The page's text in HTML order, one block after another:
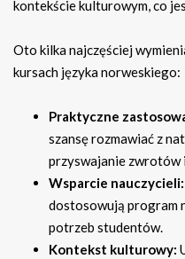
kontekście kulturowym, co
Oto kilka najczęściej
kursach języka norweskiego:
Praktyczne
szansę rozmawiać z
przyswajanie zwrotów
Wsparcie nauczycieli:
dostosowują program
potrzeb studentów.
Kontekst kulturowy: